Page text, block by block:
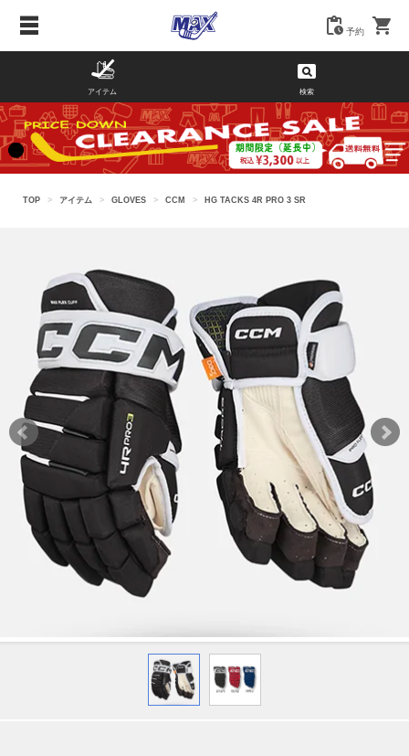
予約
アイテム 検索
TOP > アイテム > GLOVES > CCM > HG TACKS 4R PRO 3 SR